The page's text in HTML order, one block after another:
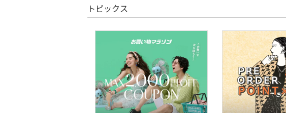
ネイル
ボディケア・オーラルケ
ヘアケア
フレグランス
トピックス